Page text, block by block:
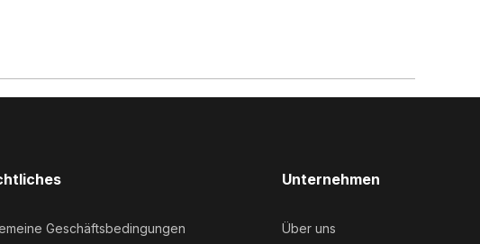
Geschäftsbedingungen
Unternehmen
Über uns